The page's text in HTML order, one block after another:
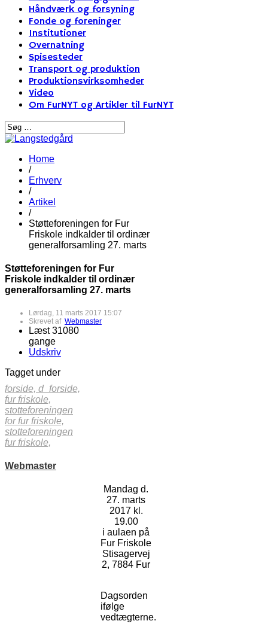
Håndværk og forsyning
Fonde og foreninger
Institutioner
Overnatning
Spisesteder
Transport og produktion
Produktionsvirksomheder
Video
Om FurNYT og Artikler til FurNYT
Home
/
Erhverv
/
Artikel
/
Støtteforeningen for Fur
Friskole indkalder til ordinær
generalforsamling 27. marts
Støtteforeningen for Fur
Friskole indkalder til ordinær
generalforsamling 27. marts
Lørdag, 11 marts 2017 15:07
Skrevet af Webmaster
Læst 31080
gange
Udskriv
Tagget under
forside, d_forside,
fur friskole,
stotteforeningen
for fur friskole,
stotteforeningen
fur friskole,
Webmaster
Mandag d.
27. marts
2017 kl.
19.00
i aulaen på
Fur Friskole
Stisagervej
2, 7884 Fur
Dagsorden
ifølge
vedtægterne.